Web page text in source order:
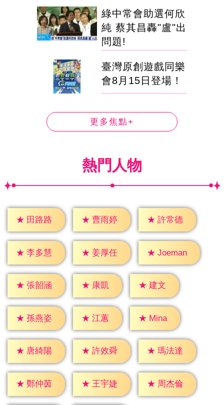
綠中常會助選何欣
純 蔡其昌轟"盧"出
問題!
臺灣原創遊戲同樂
會8月15日登場！
更多焦點+
熱門人物
★ 田路路 ★ 曹雨婷 ★ 許常德
★ 李多慧 ★ 姜厚任 ★ Joeman
★ 張韶涵 ★ 康凱 ★ 建文
★ 孫燕姿 ★ 江蕙 ★ Mina
★ 唐綺陽 ★ 許效舜 ★ 瑪法達
★ 鄭仲茵 ★ 王宇婕 ★ 周杰倫